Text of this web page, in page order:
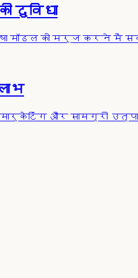
दुविधा
मॉडल को मर्ज करने में
और सामग्री